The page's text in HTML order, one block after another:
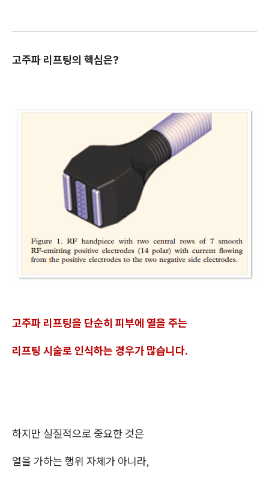
고주파 리프팅의 핵심은?
고주파 리프팅을 단순히 피부에 열을 주는
리프팅 시술로 인식하는 경우가 많습니다.
하지만 실질적으로 중요한 것은
열을 가하는 행위 자체가 아니라,